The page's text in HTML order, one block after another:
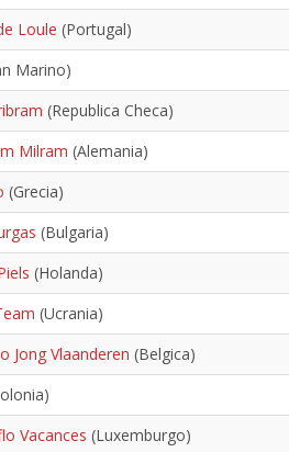
Loule (Portugal)
Marino)
(Republica Checa)
Milram (Alemania)
(Grecia)
(Bulgaria)
(Holanda)
(Ucrania)
Jong Vlaanderen (Belgica)
Vacances (Luxemburgo)